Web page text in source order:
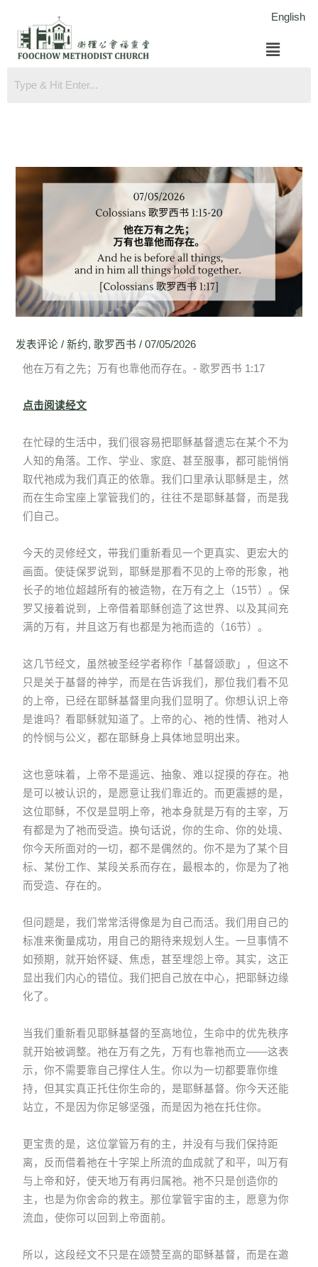
English
菜
单
发表评论 /新约,歌罗西书 /07/05/2026
他在万有之先；万有也靠他而存在。- 歌罗西书 1:17
点击阅读经文
在忙碌的生活中，我们很容易把耶稣基督遗忘在某个不为
人知的角落。工作、学业、家庭、甚至服事，都可能悄悄
取代祂成为我们真正的依靠。我们口里承认耶稣是主，然
而在生命宝座上掌管我们的，往往不是耶稣基督，而是我
们自己。
今天的灵修经文，带我们重新看见一个更真实、更宏大的
画面。使徒保罗说到，耶稣是那看不见的上帝的形象，祂
长子的地位超越所有的被造物，在万有之上（15节）。保
罗又接着说到，上帝借着耶稣创造了这世界、以及其间充
满的万有，并且这万有也都是为祂而造的（16节）。
这几节经文，虽然被圣经学者称作「基督颂歌」，但这不
只是关于基督的神学，而是在告诉我们，那位我们看不见
的上帝，已经在耶稣基督里向我们显明了。你想认识上帝
是谁吗？看耶稣就知道了。上帝的心、祂的性情、祂对人
的怜悯与公义，都在耶稣身上具体地显明出来。
这也意味着，上帝不是遥远、抽象、难以捉摸的存在。祂
是可以被认识的，是愿意让我们靠近的。而更震撼的是，
这位耶稣，不仅是显明上帝，祂本身就是万有的主宰，万
有都是为了祂而受造。换句话说，你的生命、你的处境、
你今天所面对的一切，都不是偶然的。你不是为了某个目
标、某份工作、某段关系而存在，最根本的，你是为了祂
而受造、存在的。
但问题是，我们常常活得像是为自己而活。我们用自己的
标准来衡量成功，用自己的期待来规划人生。一旦事情不
如预期，就开始怀疑、焦虑，甚至埋怨上帝。其实，这正
显出我们内心的错位。我们把自己放在中心，把耶稣边缘
化了。
当我们重新看见耶稣基督的至高地位，生命中的优先秩序
就开始被调整。祂在万有之先，万有也靠祂而立——这表
示，你不需要靠自己撑住人生。你以为一切都要靠你维
持，但其实真正托住你生命的，是耶稣基督。你今天还能
站立，不是因为你足够坚强，而是因为祂在托住你。
更宝贵的是，这位掌管万有的主，并没有与我们保持距
离，反而借着祂在十字架上所流的血成就了和平，叫万有
与上帝和好，使天地万有再归属祂。祂不只是创造你的
主，也是为你舍命的救主。那位掌管宇宙的主，愿意为你
流血，使你可以回到上帝面前。
所以，这段经文不只是在颂赞至高的耶稣基督，而是在邀